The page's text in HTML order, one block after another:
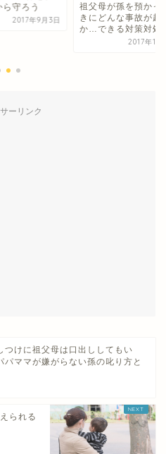
預かったと
事故が起きた
孫を車に忘れる事故
ぐ！今日からできる
の対策と心掛け
ーリンク
つけに祖父母は口出ししてもい
パママが嫌がらない孫の叱り方と
られる